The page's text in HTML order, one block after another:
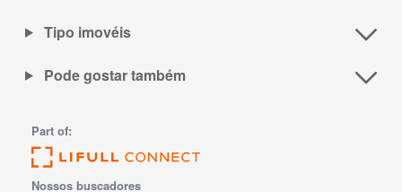
Tipo imovéis
Pode gostar também
Part of:
Nossos buscadores